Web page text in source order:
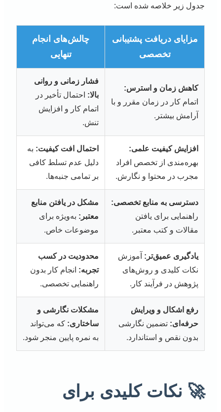
جدول زیر خلاصه شده است:
مزایای دریافت پشتیبانی
تخصصی
چالش‌های انجام
تنهایی
کاهش زمان و استرس:
اتمام کار در زمان مقرر و با
آرامش بیشتر.
فشار زمانی و روانی
بالا: احتمال تأخیر در
اتمام کار و افزایش
تنش.
افزایش کیفیت علمی:
بهره‌مندی از تخصص افراد
مجرب در محتوا و نگارش.
احتمال افت کیفیت: به
دلیل عدم تسلط کافی
بر تمامی جنبه‌ها.
دسترسی به منابع تخصصی:
راهنمایی برای یافتن
مقالات و کتب معتبر.
مشکل در یافتن منابع
معتبر: به‌ویژه برای
موضوعات خاص.
یادگیری عمیق‌تر: آموزش
نکات کلیدی و روش‌های
پژوهش در فرآیند کار.
محدودیت در کسب
تجربه: انجام کار بدون
راهنمایی تخصصی.
رفع اشکال و ویرایش
حرفه‌ای: تضمین نگارشی
بدون نقص و استاندارد.
مشکلات نگارشی و
ساختاری: که می‌تواند
به نمره پایین منجر شود.
🚀 نکات کلیدی برای